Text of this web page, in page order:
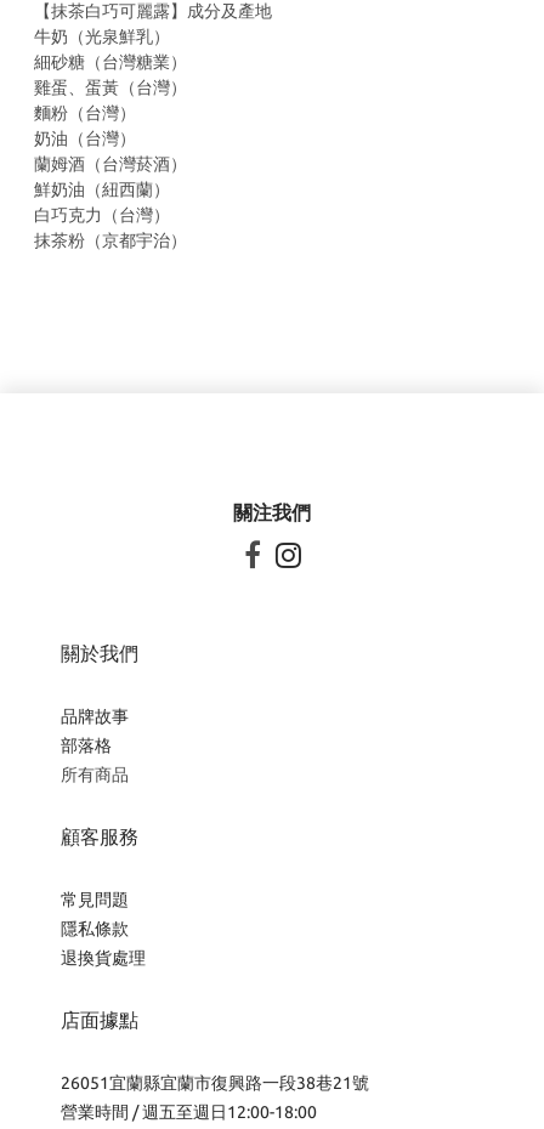
【抹茶白巧可麗露】成分及產地
牛奶（光泉鮮乳）
細砂糖（台灣糖業）
雞蛋、蛋黃（台灣）
麵粉（台灣）
奶油（台灣）
蘭姆酒（台灣菸酒）
鮮奶油（紐西蘭）
白巧克力（台灣）
抹茶粉（京都宇治）
關注我們
 
關於我們
品牌故事
部落格
所有商品
顧客服務
常見問題
隱私條款
退換貨處理
店面據點
26051宜蘭縣宜蘭市復興路一段38巷21號
營業時間 / 週五至週日12:00-18:00